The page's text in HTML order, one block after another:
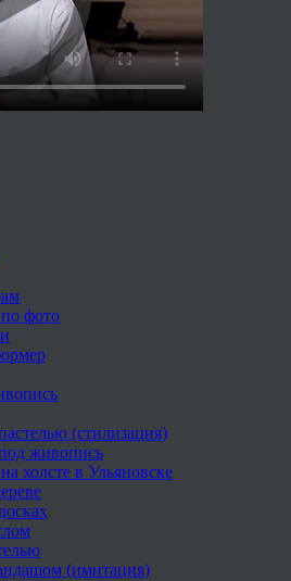
фото
(стилизация)
живопись
холсте в Ульяновске
(имитация)